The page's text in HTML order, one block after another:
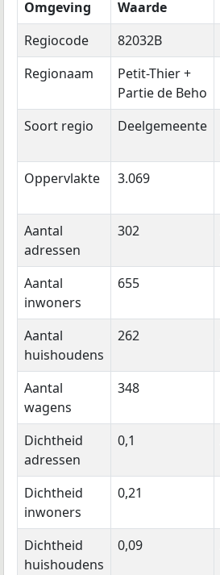
Omgeving Waarde
Regiocode
82032B
Regionaam
Petit-Thier +
Partie de Beho
Soort regio Deelgemeente
Oppervlakte 3.069
Aantal
adressen
302
Aantal
inwoners
655
Aantal
huishoudens
262
Aantal
wagens
348
Dichtheid
adressen
0,1
Dichtheid
inwoners
0,21
Dichtheid
huishoudens
0,09